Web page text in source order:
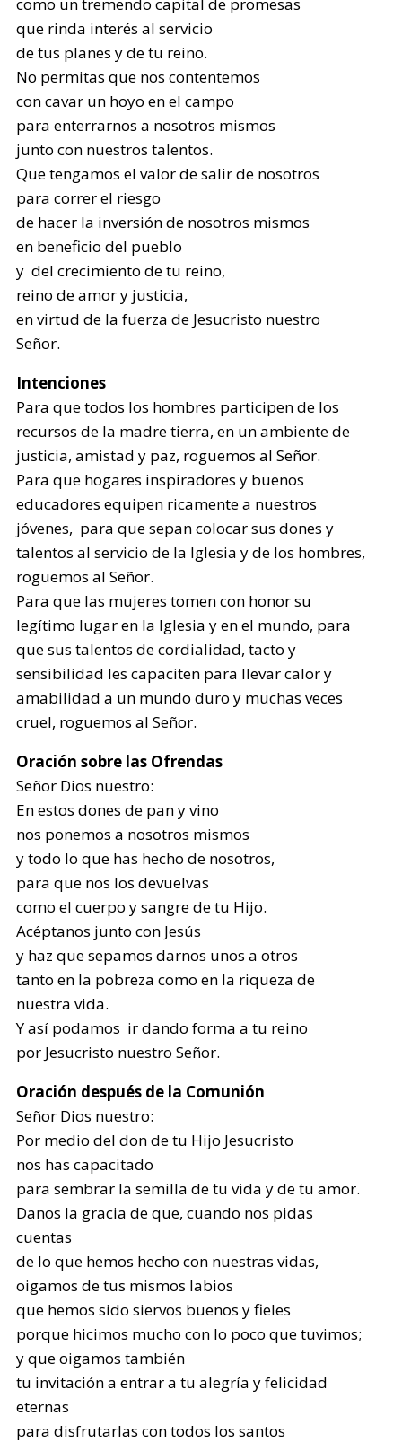
que rinda interés al servicio
de tus planes y de tu reino.
No permitas que nos contentemos
con cavar un hoyo en el campo
para enterrarnos a nosotros mismos
junto con nuestros talentos.
Que tengamos el valor de salir de nosotros
para correr el riesgo
de hacer la inversión de nosotros mismos
en beneficio del pueblo
y del crecimiento de tu reino,
reino de amor y justicia,
en virtud de la fuerza de Jesucristo nuestro
Señor.
Intenciones
Para que todos los hombres participen de los
recursos de la madre tierra, en un ambiente de
justicia, amistad y paz, roguemos al Señor.
Para que hogares inspiradores y buenos
educadores equipen ricamente a nuestros
jóvenes, para que sepan colocar sus dones y
talentos al servicio de la Iglesia y de los hombres,
roguemos al Señor.
Para que las mujeres tomen con honor su
legítimo lugar en la Iglesia y en el mundo, para
que sus talentos de cordialidad, tacto y
sensibilidad les capaciten para llevar calor y
amabilidad a un mundo duro y muchas veces
cruel, roguemos al Señor.
Oración sobre las Ofrendas
Señor Dios nuestro:
En estos dones de pan y vino
nos ponemos a nosotros mismos
y todo lo que has hecho de nosotros,
para que nos los devuelvas
como el cuerpo y sangre de tu Hijo.
Acéptanos junto con Jesús
y haz que sepamos darnos unos a otros
tanto en la pobreza como en la riqueza de
nuestra vida.
Y así podamos ir dando forma a tu reino
por Jesucristo nuestro Señor.
Oración después de la Comunión
Señor Dios nuestro:
Por medio del don de tu Hijo Jesucristo
nos has capacitado
para sembrar la semilla de tu vida y de tu amor.
Danos la gracia de que, cuando nos pidas
cuentas
de lo que hemos hecho con nuestras vidas,
oigamos de tus mismos labios
que hemos sido siervos buenos y fieles
porque hicimos mucho con lo poco que tuvimos;
y que oigamos también
tu invitación a entrar a tu alegría y felicidad
eternas
para disfrutarlas con todos los santos